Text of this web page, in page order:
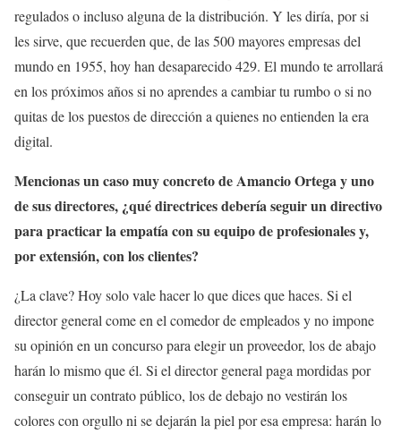
regulados o incluso alguna de la distribución. Y les diría, por si
les sirve, que recuerden que, de las 500 mayores empresas del
mundo en 1955, hoy han desaparecido 429. El mundo te arrollará
en los próximos años si no aprendes a cambiar tu rumbo o si no
quitas de los puestos de dirección a quienes no entienden la era
digital.
Mencionas un caso muy concreto de Amancio Ortega y uno
de sus directores, ¿qué directrices debería seguir un directivo
para practicar la empatía con su equipo de profesionales y,
por extensión, con los clientes?
¿La clave? Hoy solo vale hacer lo que dices que haces. Si el
director general come en el comedor de empleados y no impone
su opinión en un concurso para elegir un proveedor, los de abajo
harán lo mismo que él. Si el director general paga mordidas por
conseguir un contrato público, los de debajo no vestirán los
colores con orgullo ni se dejarán la piel por esa empresa: harán lo